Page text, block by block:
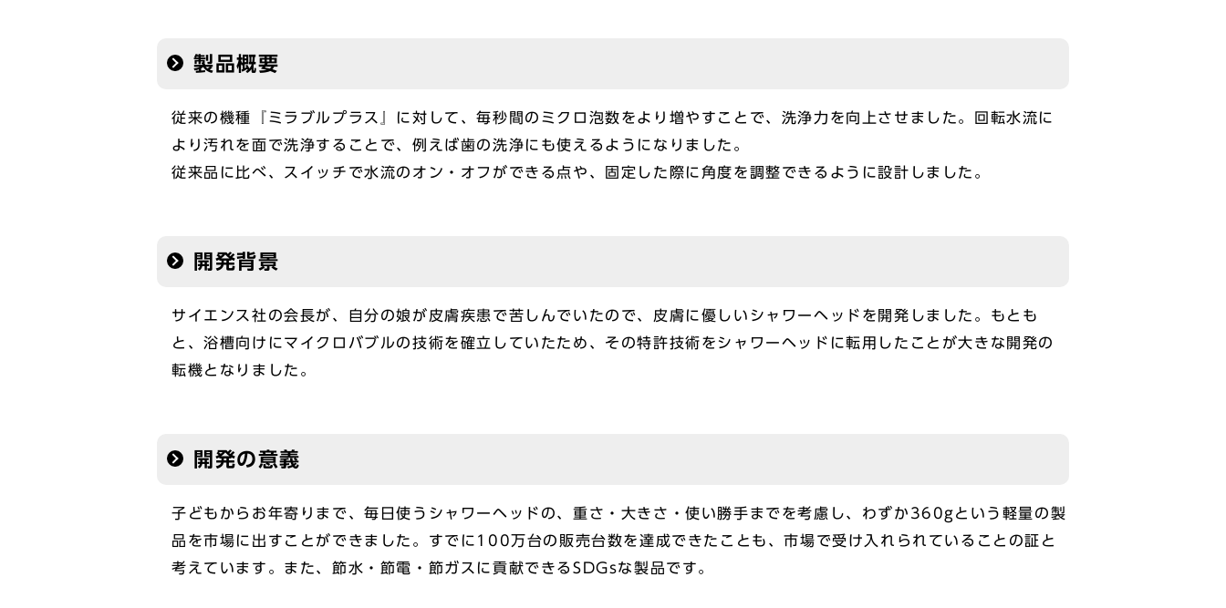
製品概要
従来の機種『ミラブルプラス』に対して、毎秒間のミクロ泡数をより増やすことで、洗浄力を向上させました。回転水流に
より汚れを面で洗浄することで、例えば歯の洗浄にも使えるようになりました。
従来品に比べ、スイッチで水流のオン・オフができる点や、固定した際に角度を調整できるように設計しました。
開発背景
サイエンス社の会長が、自分の娘が皮膚疾患で苦しんでいたので、皮膚に優しいシャワーヘッドを開発しました。もとも
と、浴槽向けにマイクロバブルの技術を確立していたため、その特許技術をシャワーヘッドに転用したことが大きな開発の
転機となりました。
開発の意義
子どもからお年寄りまで、毎日使うシャワーヘッドの、重さ・大きさ・使い勝手までを考慮し、わずか360gという軽量の製
品を市場に出すことができました。すでに100万台の販売台数を達成できたことも、市場で受け入れられていることの証と
考えています。また、節水・節電・節ガスに貢献できるSDGsな製品です。